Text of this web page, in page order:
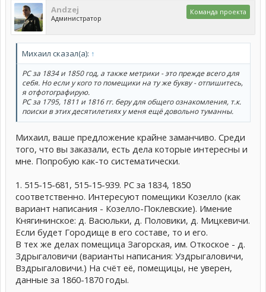
Andzej
Администратор
Команда проекта
Михаил сказал(а): ↑
РС за 1834 и 1850 год, а также метрики - это прежде всего для
себя. Но если у кого то помещики на ту же букву - отпишитесь,
я отфотографирую.
РС за 1795, 1811 и 1816 гг. беру для общего ознакомления, т.к.
поиски в этих десятилетиях у меня ещё довольно туманны.
Михаил, ваше предложение крайне заманчиво. Среди
того, что вы заказали, есть дела которые интересны и
мне. Попробую как-то систематически.
1. 515-15-681, 515-15-939. РС за 1834, 1850
соответственно. Интересуют помещики Козелло (как
вариант написания - Козелло-Поклевские). Имение
Княгининское: д. Васюльки, д. Половики, д. Мицкевичи.
Если будет Городище в его составе, то и его.
В тех же делах помещица Загорская, им. Откоское - д.
Здрыгаловичи (варианты написания: Уздрыгаловичи,
Вздрыгаловичи.) На счёт её, помещицы, не уверен,
данные за 1860-1870 годы.